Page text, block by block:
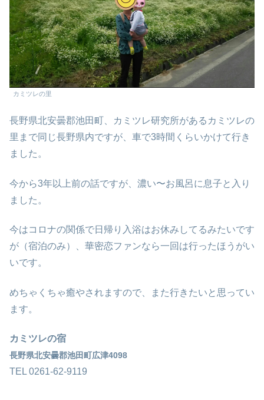
カミツレの里
長野県北安曇郡池田町、カミツレ研究所があるカミツレの
里まで同じ長野県内ですが、車で3時間くらいかけて行き
ました。
今から3年以上前の話ですが、濃い〜お風呂に息子と入り
ました。
今はコロナの関係で日帰り入浴はお休みしてるみたいです
が（宿泊のみ）、華密恋ファンなら一回は行ったほうがい
いです。
めちゃくちゃ癒やされますので、また行きたいと思ってい
ます。
カミツレの宿
長野県北安曇郡池田町広津4098
TEL 0261-62-9119